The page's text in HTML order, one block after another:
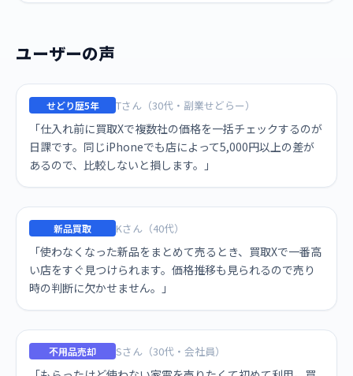
ユーザーの声
せどり歴5年 Tさん（30代・副業せどらー）
「仕入れ前に買取Xで複数社の価格を一括チェックするのが
日課です。同じiPhoneでも店によって5,000円以上の差が
あるので、比較しないと損します。」
新品買取 Kさん（40代）
「使わなくなった新品をまとめて売るとき、買取Xで一番高
い店をすぐ見つけられます。価格推移も見られるので売り
時の判断に欠かせません。」
不用品売却 Sさん（30代・会社員）